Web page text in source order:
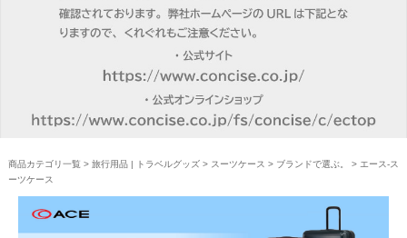
商品カテゴリ一覧 > 旅行用品 | トラベルグッズ> スーツケース > ブランドで選ぶ。
> エース-ス
ーツケース